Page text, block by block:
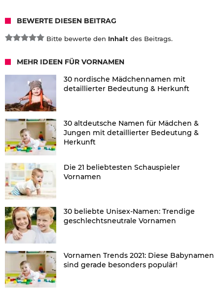
BEWERTE DIESEN BEITRAG
Bitte bewerte den Inhalt des Beitrags.
MEHR IDEEN FÜR VORNAMEN
30 nordische Mädchennamen mit
detaillierter Bedeutung & Herkunft
30 altdeutsche Namen für Mädchen &
Jungen mit detaillierter Bedeutung &
Herkunft
Die 21 beliebtesten Schauspieler
Vornamen
30 beliebte Unisex-Namen: Trendige
geschlechtsneutrale Vornamen
Vornamen Trends 2021: Diese Babynamen
sind gerade besonders populär!